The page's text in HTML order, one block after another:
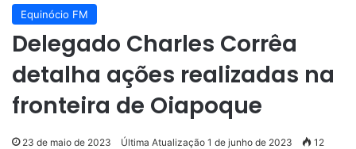
Equinócio FM
Delegado Charles Corrêa
detalha ações realizadas na
fronteira de Oiapoque
23 de maio de 2023 Última Atualização 1 de junho de 2023 12